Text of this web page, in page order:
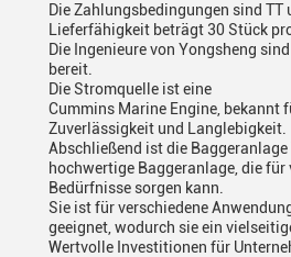
Die Zahlungsbedingungen sind TT
Lieferfähigkeit beträgt 30 Stück
Die Ingenieure von Yongsheng
bereit.
Die Stromquelle ist eine
Cummins Marine Engine, bekannt
Zuverlässigkeit und Langlebigkeit.
Abschließend ist die Baggeranlage
hochwertige Baggeranlage, die für
Bedürfnisse sorgen kann.
Sie ist für verschiedene
geeignet, wodurch sie ein
Wertvolle Investitionen für